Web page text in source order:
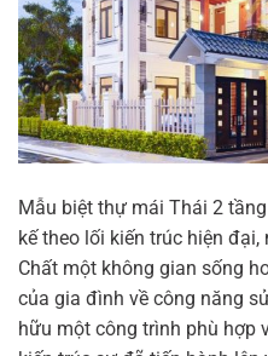
Mẫu biệt thự mái Thái 2
kế theo lối kiến trúc hiện
Chất một không gian sống
của gia đình về công năng
hữu một công trình phù hợp